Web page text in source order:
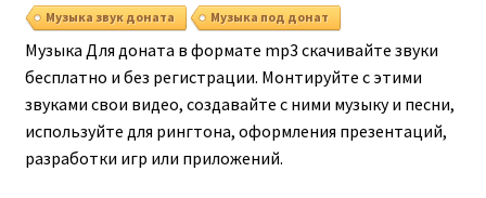
Музыка звук доната Музыка под донат
Музыка Для доната в формате mp3 скачивайте звуки
бесплатно и без регистрации. Монтируйте с этими
звуками свои видео, создавайте с ними музыку и песни,
используйте для рингтона, оформления презентаций,
разработки игр или приложений.